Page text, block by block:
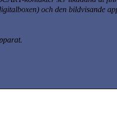
och den bildvisande